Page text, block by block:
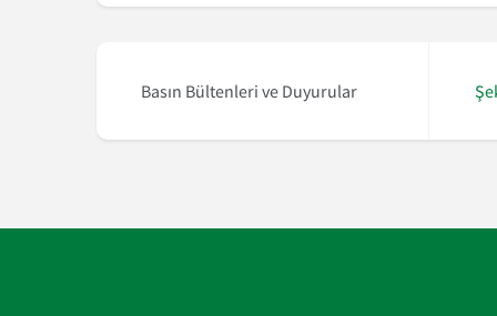
Basın Bültenleri ve Duyurular
Avrupa Fonu EFSE’den 50 milyon euroluk yeni kaynak